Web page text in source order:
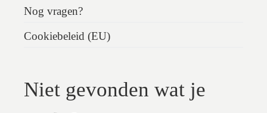
Nog vragen?
Cookiebeleid (EU)
Niet gevonden wat je